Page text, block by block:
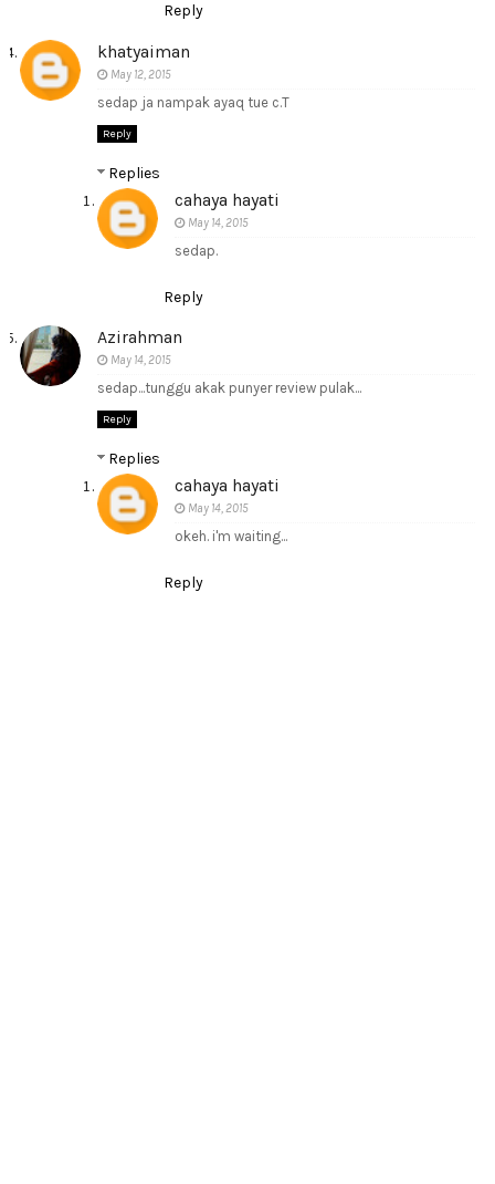
Reply
khatyaiman
May 12, 2015
sedap ja nampak ayaq tue c.T
Reply
Replies
cahaya hayati
May 14, 2015
sedap.
Reply
Azirahman
May 14, 2015
sedap...tunggu akak punyer review pulak...
Reply
Replies
cahaya hayati
May 14, 2015
okeh. i'm waiting...
Reply